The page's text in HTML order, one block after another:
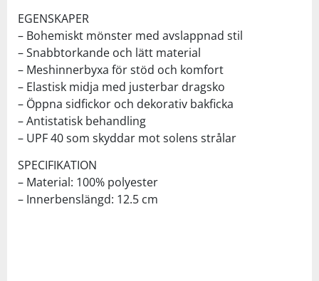
EGENSKAPER
– Bohemiskt mönster med avslappnad stil
– Snabbtorkande och lätt material
– Meshinnerbyxa för stöd och komfort
– Elastisk midja med justerbar dragsko
– Öppna sidfickor och dekorativ bakficka
– Antistatisk behandling
– UPF 40 som skyddar mot solens strålar
SPECIFIKATION
– Material: 100% polyester
– Innerbenslängd: 12.5 cm